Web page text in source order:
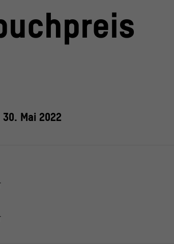
Mai 2022